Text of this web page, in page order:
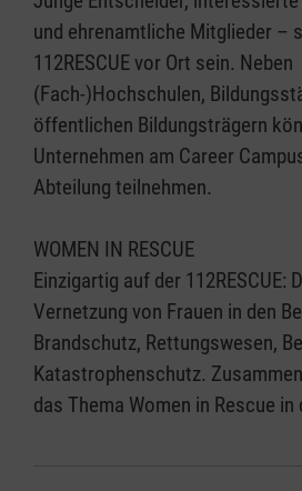
und ehrenamtliche Mitglieder –
112RESCUE vor Ort sein. Neben
(Fach-)Hochschulen,
öffentlichen Bildungsträgern
Unternehmen am Career
Abteilung teilnehmen.
WOMEN IN RESCUE
Einzigartig auf der 112RESCUE:
Vernetzung von Frauen in den
Brandschutz, Rettungswesen,
Katastrophenschutz.
das Thema Women in Rescue